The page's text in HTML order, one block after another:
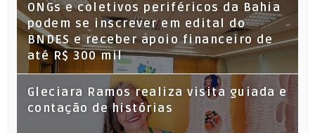
ONGs e coletivos periféricos da Bahia
podem se inscrever em edital do
BNDES e receber apoio financeiro de
até R$ 300 mil
Gleciara Ramos realiza visita guiada e
contação de histórias